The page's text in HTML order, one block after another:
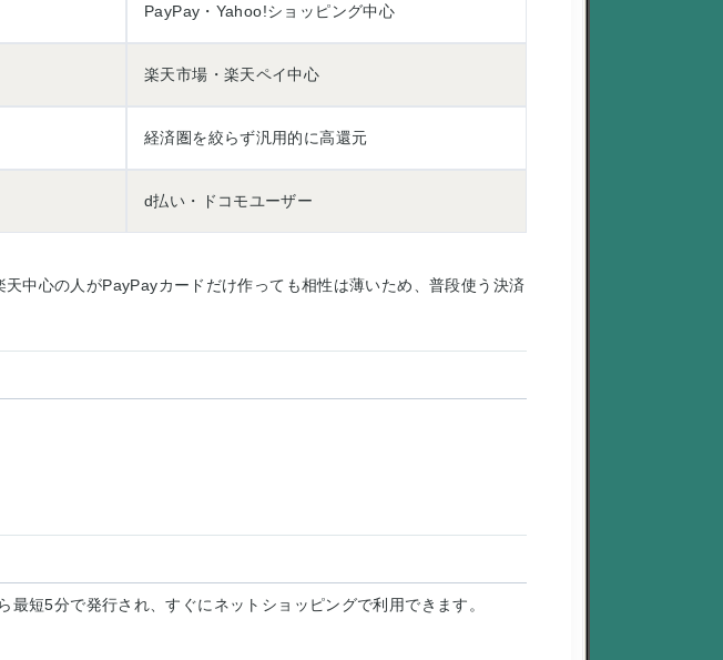
PayPay・Yahoo!ショッピング中心
楽天市場・楽天ペイ中心
経済圏を絞らず汎用的に高還元
d払い・ドコモユーザー
中心の人がPayPayカードだけ作っても相性は薄いため、普段使う決済
短5分で発行され、すぐにネットショッピングで利用できます。